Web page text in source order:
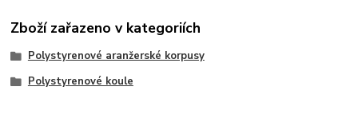
Zboží zařazeno v kategoriích
Polystyrenové aranžerské korpusy
Polystyrenové koule